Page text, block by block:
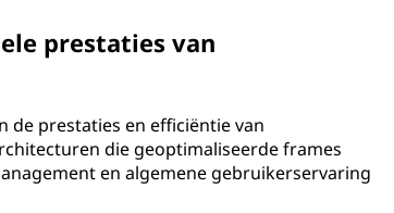
prestaties van
de prestaties en efficiëntie van
die geoptimaliseerde frames
en algemene gebruikerservaring